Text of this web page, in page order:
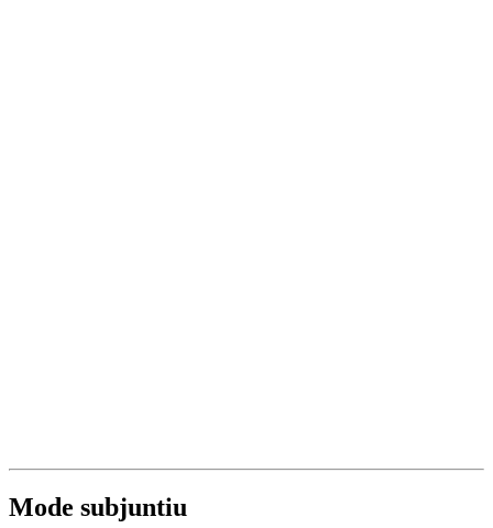
Mode subjuntiu